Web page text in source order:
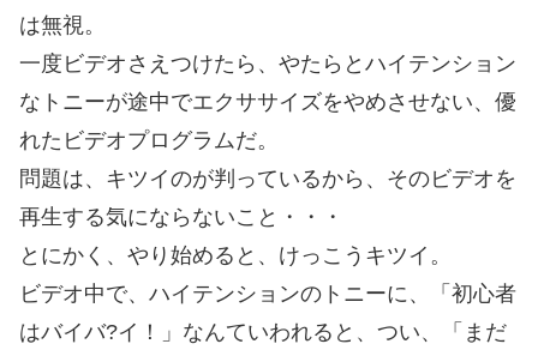
は無視。
一度ビデオさえつけたら、やたらとハイテンション
なトニーが途中でエクササイズをやめさせない、優
れたビデオプログラムだ。
問題は、キツイのが判っているから、そのビデオを
再生する気にならないこと・・・
とにかく、やり始めると、けっこうキツイ。
ビデオ中で、ハイテンションのトニーに、「初心者
はバイバ?イ！」なんていわれると、つい、「まだ